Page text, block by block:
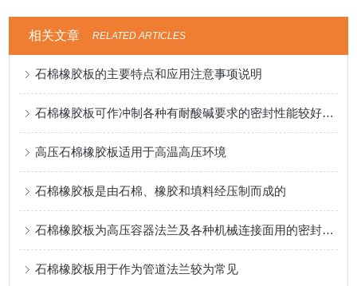
相关文章 RELATED ARTICLES
石棉橡胶板的主要特点和应用注意事项说明
石棉橡胶板可作冲制各种有耐酸碱要求的密封性能较好的垫圈
高压石棉橡胶板适用于高温高压环境
石棉橡胶板是由石棉、橡胶和填料经压制而成的
石棉橡胶板为高压容器法兰及各种机械连接面用的密封材料的材料
石棉橡胶板用于作为管道法兰较为常见